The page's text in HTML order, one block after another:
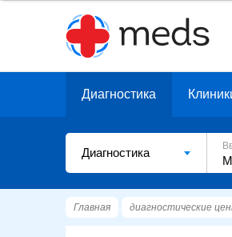
Диагностика
Диагностика
Главная диагностические